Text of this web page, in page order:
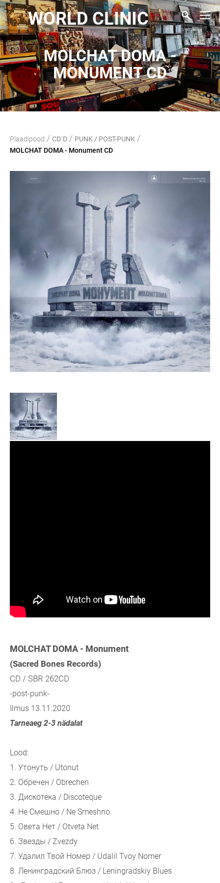
WORLD CLINIC
MOLCHAT DOMA -
MONUMENT CD
Plaadipood / CD`D / PUNK / POST-PUNK /
MOLCHAT DOMA - Monument CD
MOLCHAT DOMA - Monument
(Sacred Bones Records)
CD / SBR 262CD
-post-punk-
Ilmus 13.11.2020
Tarneaeg 2-3 nädalat
Lood:
1. Утонуть / Utonut
2. Обречен / Obrechen
3. Дискотека / Discoteque
4. Не Смешно / Ne Smeshno
5. Овета Нет / Otveta Net
6. Звезды / Zvezdy
7. Удалил Твой Номер / Udalil Tvoy Nomer
8. Ленинградский Блюз / Leningradskiy Blues